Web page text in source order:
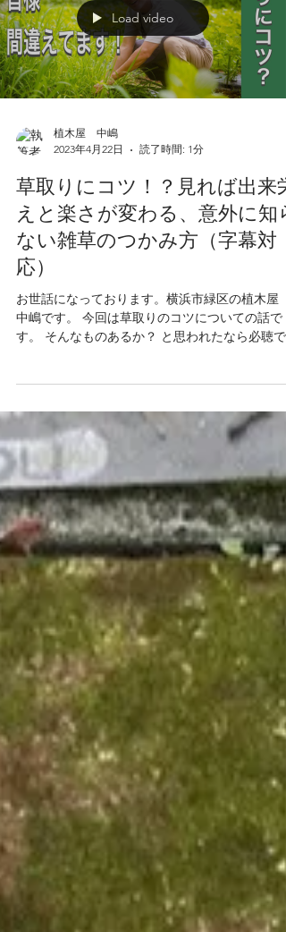
Load video
植木屋 中嶋
2023年4月22日
読了時間: 1分
草取りにコツ！？見れば出来栄
えと楽さが変わる、意外に知ら
ない雑草のつかみ方（字幕対
応）
お世話になっております。横浜市緑区の植木屋
中嶋です。 今回は草取りのコツについての話で
す。 そんなものあるか？ と思われたなら必聴で